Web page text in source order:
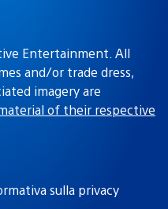
Entertainment. All
and/or trade dress,
imagery are
of their respective
sulla privacy